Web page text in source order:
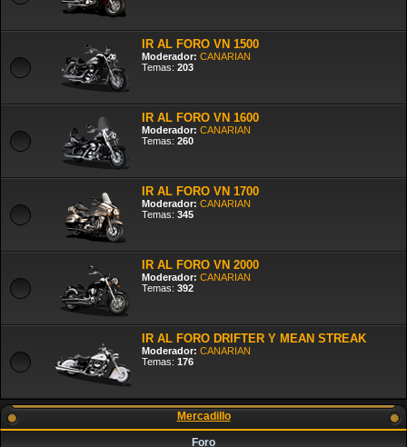
IR AL FORO VN 1500
Moderador: CANARIAN
Temas: 203
IR AL FORO VN 1600
Moderador: CANARIAN
Temas: 260
IR AL FORO VN 1700
Moderador: CANARIAN
Temas: 345
IR AL FORO VN 2000
Moderador: CANARIAN
Temas: 392
IR AL FORO DRIFTER Y MEAN STREAK
Moderador: CANARIAN
Temas: 176
Mercadillo
Foro